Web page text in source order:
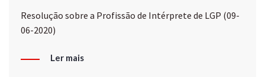
Resolução sobre a Profissão de Intérprete de LGP (09-
06-2020)
Ler mais